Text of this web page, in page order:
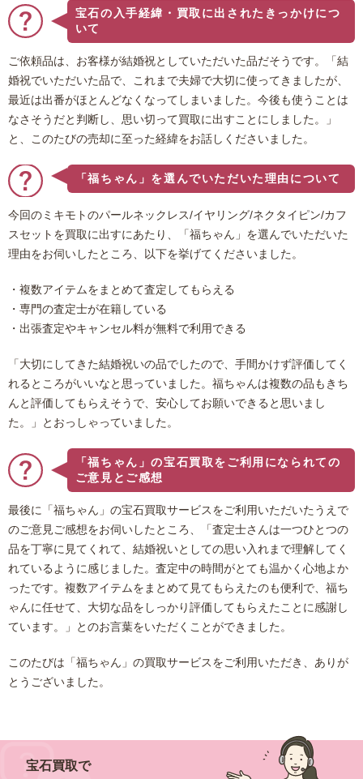
宝石の入手経緯・買取に出されたきっかけにつ
いて
ご依頼品は、お客様が結婚祝としていただいた品だそうです。「結
婚祝でいただいた品で、これまで夫婦で大切に使ってきましたが、
最近は出番がほとんどなくなってしまいました。今後も使うことは
なさそうだと判断し、思い切って買取に出すことにしました。」
と、このたびの売却に至った経緯をお話しくださいました。
「福ちゃん」を選んでいただいた理由について
今回のミキモトのパールネックレス/イヤリング/ネクタイピン/カフ
スセットを買取に出すにあたり、「福ちゃん」を選んでいただいた
理由をお伺いしたところ、以下を挙げてくださいました。
・複数アイテムをまとめて査定してもらえる
・専門の査定士が在籍している
・出張査定やキャンセル料が無料で利用できる
「大切にしてきた結婚祝いの品でしたので、手間かけず評価してく
れるところがいいなと思っていました。福ちゃんは複数の品もきち
んと評価してもらえそうで、安心してお願いできると思いまし
た。」とおっしゃっていました。
「福ちゃん」の宝石買取をご利用になられての
ご意見とご感想
最後に「福ちゃん」の宝石買取サービスをご利用いただいたうえで
のご意見ご感想をお伺いしたところ、「査定士さんは一つひとつの
品を丁寧に見てくれて、結婚祝いとしての思い入れまで理解してく
れているように感じました。査定中の時間がとても温かく心地よか
ったです。複数アイテムをまとめて見てもらえたのも便利で、福ち
ゃんに任せて、大切な品をしっかり評価してもらえたことに感謝し
ています。」とのお言葉をいただくことができました。
このたびは「福ちゃん」の買取サービスをご利用いただき、ありが
とうございました。
宝石買取で